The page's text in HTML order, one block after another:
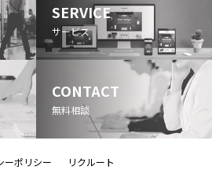
SERVICE
サービス
CONTACT
無料相談
ーポリシー リクルート